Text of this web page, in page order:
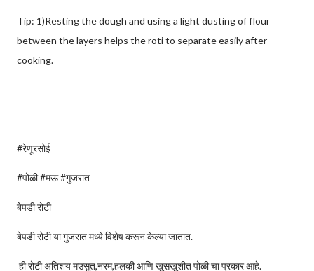
Tip: 1)Resting the dough and using a light dusting of flour
between the layers helps the roti to separate easily after
cooking.
#रेणूरसोई
#पोळी #म‌ऊ #गुजरात
बेपडी रोटी
बेपडी रोटी या गुजरात मध्ये विशेष करून केल्या जातात.
ही रोटी अतिशय म‌उसुत,नरम,हलकी आणि खुसखुशीत पोळी चा प्रकार आहे.